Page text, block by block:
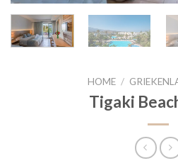
HOME /
Tigaki